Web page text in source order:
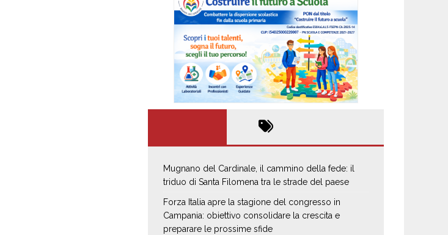
Mugnano del Cardinale, il cammino della fede: il
triduo di Santa Filomena tra le strade del paese
Forza Italia apre la stagione del congresso in
Campania: obiettivo consolidare la crescita e
preparare le prossime sfide